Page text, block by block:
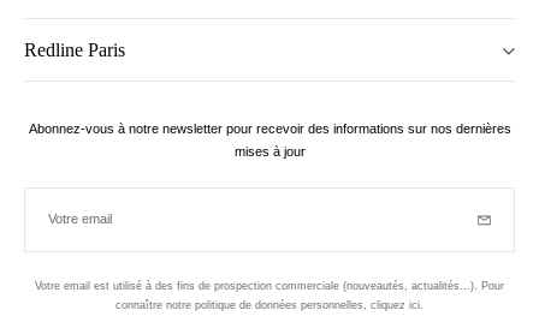
Redline Paris
Abonnez-vous à notre newsletter pour recevoir des informations sur nos dernières
mises à jour
Votre email
Votre email est utilisé à des fins de prospection commerciale (nouveautés, actualités...). Pour
connaître notre politique de données personnelles, cliquez ici.